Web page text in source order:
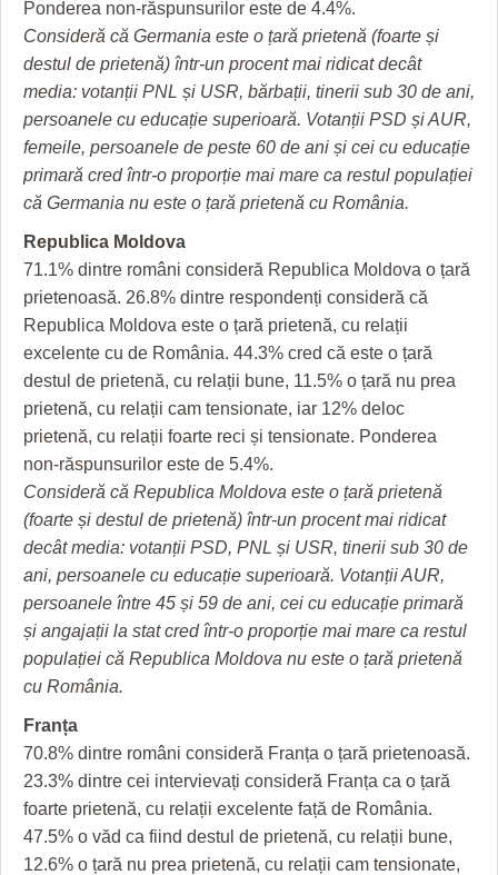
Ponderea non-răspunsurilor este de 4.4%.
Consideră că Germania este o țară prietenă (foarte și
destul de prietenă) într-un procent mai ridicat decât
media: votanții PNL și USR, bărbații, tinerii sub 30 de ani,
persoanele cu educație superioară. Votanții PSD și AUR,
femeile, persoanele de peste 60 de ani și cei cu educație
primară cred într-o proporție mai mare ca restul populației
că Germania nu este o țară prietenă cu România.
Republica Moldova
71.1% dintre români consideră Republica Moldova o țară
prietenoasă. 26.8% dintre respondenți consideră că
Republica Moldova este o țară prietenă, cu relații
excelente cu de România. 44.3% cred că este o țară
destul de prietenă, cu relații bune, 11.5% o țară nu prea
prietenă, cu relații cam tensionate, iar 12% deloc
prietenă, cu relații foarte reci și tensionate. Ponderea
non-răspunsurilor este de 5.4%.
Consideră că Republica Moldova este o țară prietenă
(foarte și destul de prietenă) într-un procent mai ridicat
decât media: votanții PSD, PNL și USR, tinerii sub 30 de
ani, persoanele cu educație superioară. Votanții AUR,
persoanele între 45 și 59 de ani, cei cu educație primară
și angajații la stat cred într-o proporție mai mare ca restul
populației că Republica Moldova nu este o țară prietenă
cu România.
Franța
70.8% dintre români consideră Franța o țară prietenoasă.
23.3% dintre cei intervievați consideră Franța ca o țară
foarte prietenă, cu relații excelente față de România.
47.5% o văd ca fiind destul de prietenă, cu relații bune,
12.6% o țară nu prea prietenă, cu relații cam tensionate,